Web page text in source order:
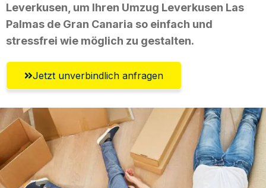
Leverkusen, um Ihren Umzug Leverkusen Las
Palmas de Gran Canaria so einfach und
stressfrei wie möglich zu gestalten.
Jetzt unverbindlich anfragen